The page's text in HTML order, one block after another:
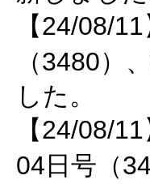
【24/08/11
（3480）
した。
【24/08/11
04日号（